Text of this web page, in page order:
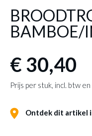
BAMBOE/
€ 30,40
Prijs per stuk, incl. btw
Ontdek dit artikel